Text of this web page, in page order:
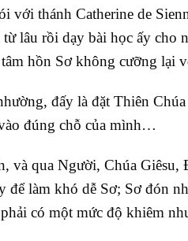
với thánh Catherine de
lâu rồi dạy bài học ấy cho
hồn Sơ không cưỡng lại
đấy là đặt Thiên
đúng chỗ của mình…
và qua Người, Chúa Giêsu,
làm khó dễ Sơ; Sơ đón
có một mức độ khiêm